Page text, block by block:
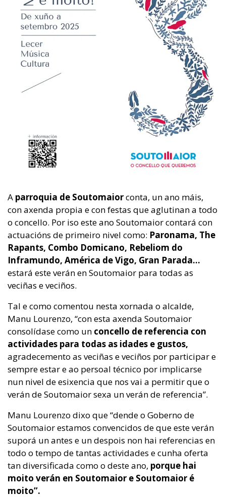
A parroquia de Soutomaiorconta, un ano máis,
con axenda propia e con festas que aglutinan a todo
o concello. Por iso este ano Soutomaior contará con
actuacións de primeiro nivel como: Paronama, The
Rapants, Combo Domicano, Rebeliom do
Inframundo, América de Vigo, Gran Parada…
estará este verán en Soutomaior para todas as
veciñas e veciños.
Tal e como comentou nesta xornada o alcalde,
Manu Lourenzo, “con esta axenda Soutomaior
consolídase como un concello de referencia con
actividades para todas as idades e gustos,
agradecemento as veciñas e veciños por participar e
sempre estar e ao persoal técnico por implicarse
nun nivel de esixencia que nos vai a permitir que o
verán de Soutomaior sexa un verán de referencia”.
Manu Lourenzo dixo que “dende o Goberno de
Soutomaior estamos convencidos de que este verán
suporá un antes e un despois non hai referencias en
todo o tempo de tantas actividades e cunha oferta
tan diversificada como o deste ano, porque hai
moito verán en Soutomaior e Soutomaior é
moito”.